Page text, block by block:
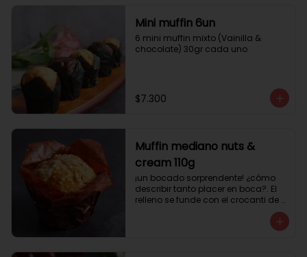
Mini muffin 6un
6 mini muffin mixto (Vainilla &
chocolate) 30gr cada uno
$7.300
Muffin mediano nuts &
cream 110g
¡un bocado sorprendente! ¿cómo
describir tanto placer en boca?. El
relleno se funde con el crocanti de
avellanas que potencia su masa
exquisita. Esponjosa masa de color
tostado y sabor vainilla que incluye